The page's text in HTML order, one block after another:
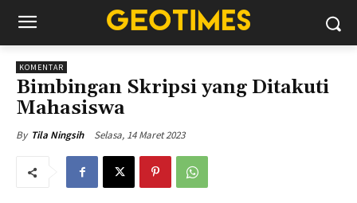
KOMENTAR
Bimbingan Skripsi yang Ditakuti
Mahasiswa
By Tila Ningsih Selasa, 14 Maret 2023